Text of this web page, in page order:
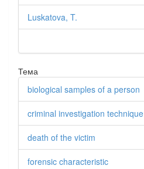
Luskatova, T.
Тема
biological samples of a person
criminal investigation technique
death of the victim
forensic characteristic